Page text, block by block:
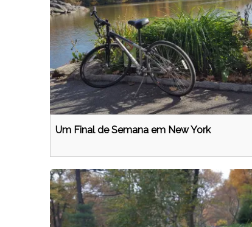
Um Final de Semana em New York